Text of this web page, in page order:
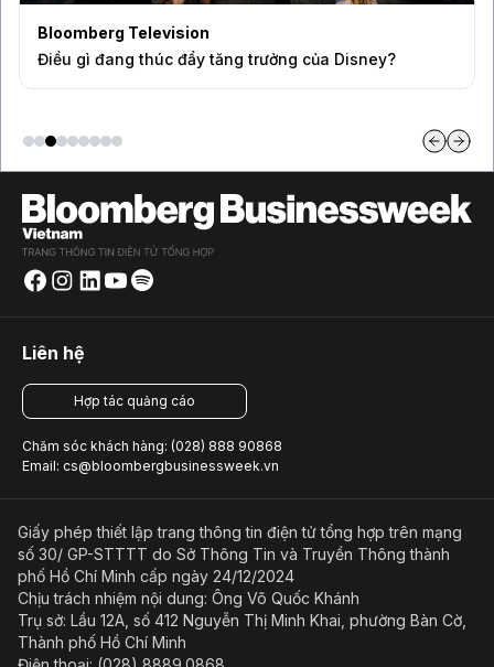
Bloomberg Television
Điều gì đang thúc đẩy tăng trưởng của Disney?
Liên hệ
Hợp tác quảng cáo
Chăm sóc khách hàng: (028) 888 90868
Email: cs@bloombergbusinessweek.vn
Giấy phép thiết lập trang thông tin điện tử tổng hợp trên mạng
số 30/ GP-STTTT do Sở Thông Tin và Truyền Thông thành
phố Hồ Chí Minh cấp ngày 24/12/2024
Chịu trách nhiệm nội dung: Ông Võ Quốc Khánh
Trụ sở: Lầu 12A, số 412 Nguyễn Thị Minh Khai, phường Bàn Cờ,
Thành phố Hồ Chí Minh